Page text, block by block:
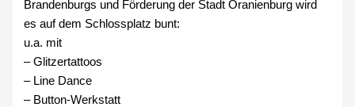
Brandenburgs und Förderung der Stadt Oranienburg wird
es auf dem Schlossplatz bunt:
u.a. mit
– Glitzertattoos
– Line Dance
– Button-Werkstatt